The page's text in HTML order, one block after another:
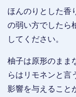
ほんのりとした香
の弱い方でしたら
してください。
柚子は原形のまま
らはリモネンと言
影響を与えること